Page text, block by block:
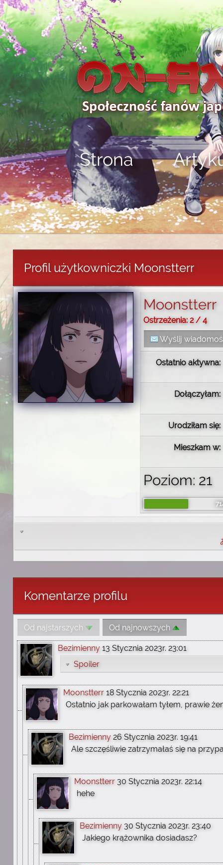
Strona
Profil użytkowniczki Moonstterr
Moonstterr
Ostrzeżenia: 2 / 4
Wyślij
Ostatnio aktywna:
Dołączyłam:
Urodziłam się:
Mieszkam w:
Poziom: 21
Komentarze profilu
Od najstarszych Od najnowszych
Bezimienny 13 Stycznia 2023r. 23:01
Spoiler
Moonstterr 18 Stycznia 2023r. 22:21
Ostatnio jak parkowałam tyłem, prawie
Bezimienny 26 Stycznia 2023r. 19:41
Ale szczęśliwie zatrzymałaś się na
Moonstterr 30 Stycznia 2023r. 22:14
hehe
Bezimienny 30 Stycznia 2023r. 23:40
Jakiego krążownika dosiadasz?